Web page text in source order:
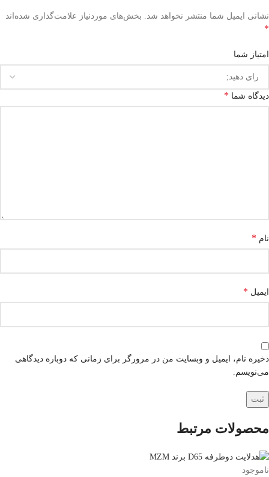
نشانی ایمیل شما منتشر نخواهد شد. بخش‌های موردنیاز علامت‌گذاری شده‌اند
*
امتیاز شما
دیدگاه شما *
نام *
ایمیل *
ذخیره نام، ایمیل و وبسایت من در مرورگر برای زمانی که دوباره دیدگاهی
می‌نویسم.
محصولات مرتبط
ناموجود